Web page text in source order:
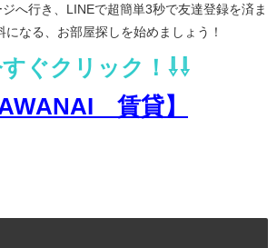
へ行き、LINEで超簡単3秒で友達登録を済ま
なる、お部屋探しを始めましょう！
ぐクリック！⇩⇩
AWANAI 賃貸】